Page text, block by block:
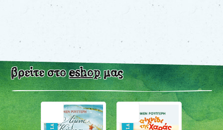
βρείτε στοeshopμας